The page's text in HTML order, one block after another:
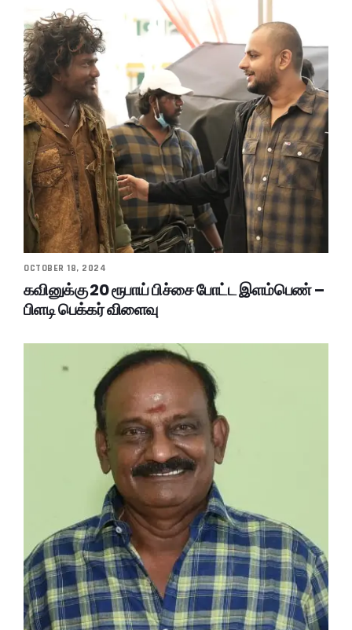
OCTOBER 18, 2024
கவினுக்கு 20 ரூபாய் பிச்சை போட்ட இளம்பெண் –
பிளடி பெக்கர் விளைவு